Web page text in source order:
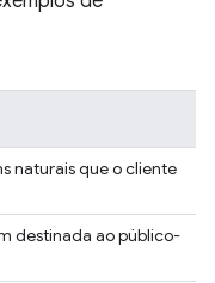
naturais que o cliente
destinada ao público-